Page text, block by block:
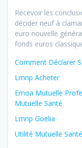
Recevoir les
décider neuf à
euro nouvelle
fonds euros
Comment Déclarer
Lmnp Acheter
Emoa Mutuelle
Mutuelle Santé
Lmnp Goelia
Utilité Mutuelle Santé